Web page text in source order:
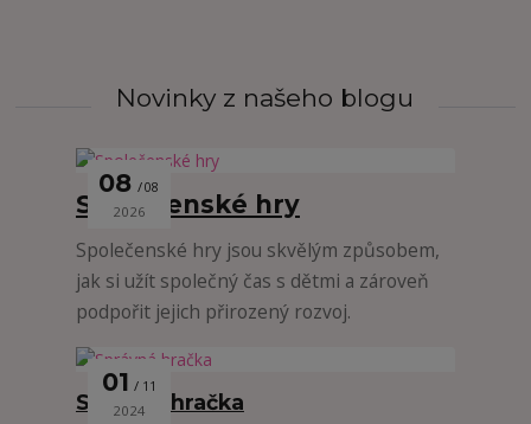
Novinky z našeho blogu
08 08
2026
Společenské hry
Společenské hry jsou skvělým způsobem,
jak si užít společný čas s dětmi a zároveň
podpořit jejich přirozený rozvoj.
01 11
2024
Správná hračka